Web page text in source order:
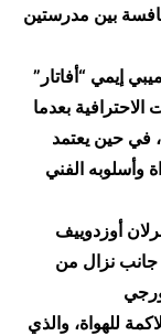
بين مدرستين
إيمي “أفاتار”
الاحترافية بعدما
في حين يعتمد
وأسلوبه الفني
أوزدوييف
جانب نزال من
للهواة، والذي